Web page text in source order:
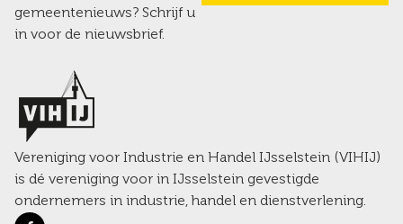
gemeentenieuws? Schrijf u
in voor de nieuwsbrief.
Vereniging voor Industrie en Handel IJsselstein (VIHIJ)
is dé vereniging voor in IJsselstein gevestigde
ondernemers in industrie, handel en dienstverlening.